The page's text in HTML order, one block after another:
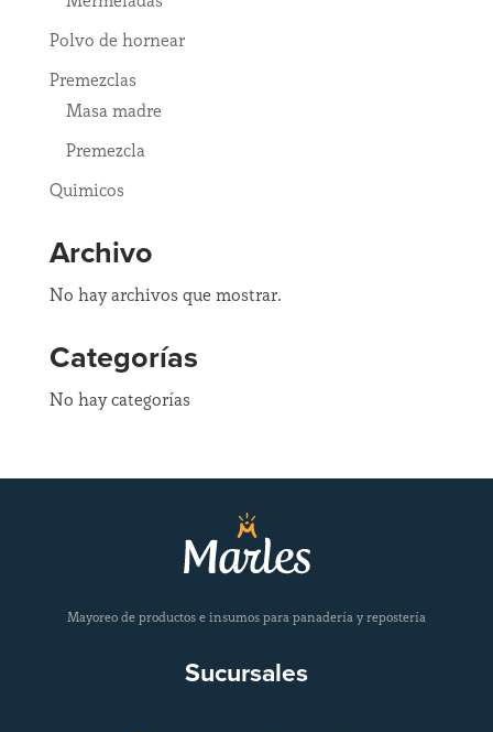
Polvo de hornear
Premezclas
Masa madre
Premezcla
Quimicos
Archivo
No hay archivos que mostrar.
Categorías
No hay categorías
Mayoreo de productos e insumos para panadería y repostería
Sucursales